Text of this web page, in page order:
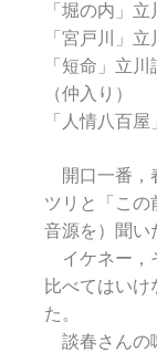
「堀の内」立
「宮戸川」立
「短命」立川
（仲入り）
「人情八百
開口一番，
ツリと「この
音源を）聞い
イケネー，
比べてはいけ
た。
談春さんの